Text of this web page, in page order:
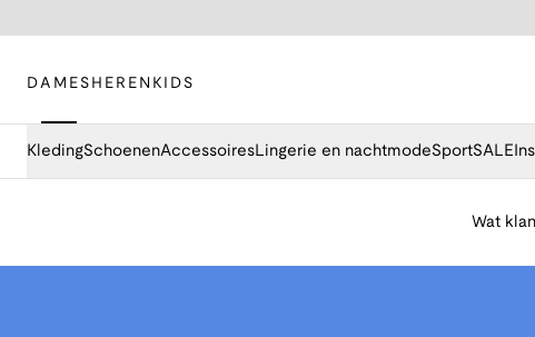
DAMES HEREN KIDS
KledingSchoenenAccessoiresLingerie en nachtmodeSportSALE
Wat